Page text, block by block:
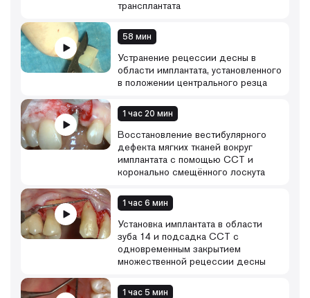
трансплантата
58 мин
Устранение рецессии десны в
области имплантата, установленного
в положении центрального резца
1 час 20 мин
Восстановление вестибулярного
дефекта мягких тканей вокруг
имплантата с помощью ССТ и
коронально смещённого лоскута
1 час 6 мин
Установка имплантата в области
зуба 14 и подсадка ССТ с
одновременным закрытием
множественной рецессии десны
1 час 5 мин